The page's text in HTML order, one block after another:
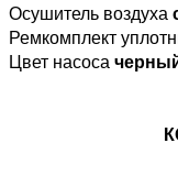
Осушитель воздуха
Ремкомплект
Цвет насоса